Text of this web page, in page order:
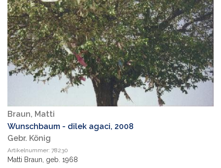
Braun, Matti
Wunschbaum - dilek agaci, 2008
Gebr. König
Artikelnummer: 78230
Matti Braun, geb. 1968